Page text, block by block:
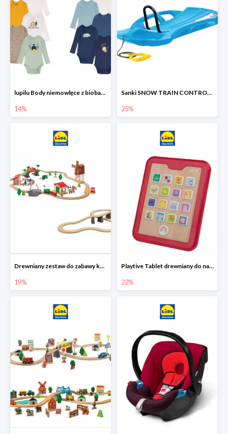
lupilu Body niemowlęce z biobawełny
14%
Sanki SNOW TRAIN CONTROL -25%
25%
Drewniany zestaw do zabawy kolejką - farma i wiadukt
19%
Playtive Tablet drewniany do nauki, interaktywny
22%